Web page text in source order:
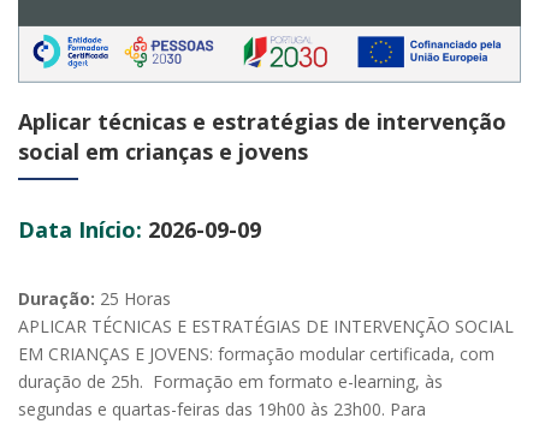
Aplicar técnicas e estratégias de intervenção
social em crianças e jovens
Data Início: 2026-09-09
Duração: 25 Horas
APLICAR TÉCNICAS E ESTRATÉGIAS DE INTERVENÇÃO SOCIAL
EM CRIANÇAS E JOVENS: formação modular certificada, com
duração de 25h. Formação em formato e-learning, às
segundas e quartas-feiras das 19h00 às 23h00. Para